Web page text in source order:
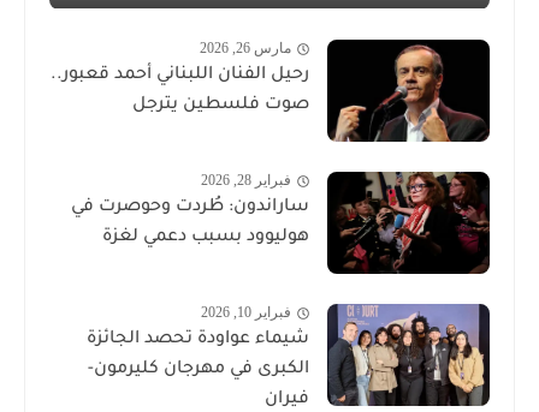
مارس 26, 2026
رحيل الفنان اللبناني أحمد قعبور..
صوت فلسطين يترجل
فبراير 28, 2026
ساراندون: طُردت وحوصرت في
هوليوود بسبب دعمي لغزة
فبراير 10, 2026
شيماء عواودة تحصد الجائزة
الكبرى في مهرجان كليرمون-
فيران